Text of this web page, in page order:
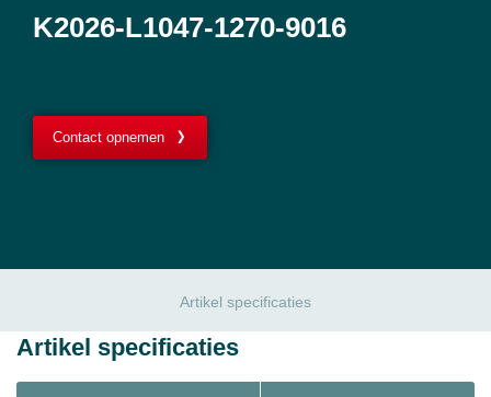
K2026-L1047-1270-9016
Contact opnemen
Artikel specificaties
Artikel specificaties